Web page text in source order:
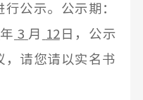
公示。公示期：
年 3 月 12 日，公示
，请您请以实名书